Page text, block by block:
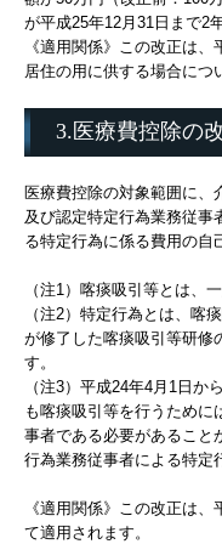
が平成25年12月31日まで2
《適用関係》この改正は
居住の用に供する場合につ
3.医療費控除の
医療費控除の対象範囲に、
及び認定特定行為業務従事
る特定行為に係る費用の自
（注1）喀痰吸引等とは、
（注2）特定行為とは、喀
が修了した喀痰吸引等研修
す。
（注3）平成24年4月1日か
も喀痰吸引等を行うために
事者である必要があること
行為業務従事者による特定
《適用関係》この改正は
て適用されます。